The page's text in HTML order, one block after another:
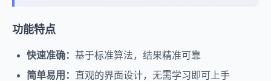
功能特点
快速准确： 基于标准算法，结果精准可靠
简单易用： 直观的界面设计，无需学习即可上手